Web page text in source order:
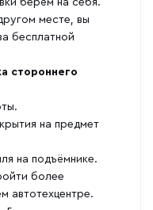
берём на себя.
месте, вы
бесплатной
стороннего
на предмет
на подъёмнике.
более
автотехцентре.